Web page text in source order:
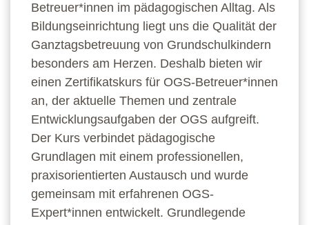
Betreuer*innen im pädagogischen Alltag. Als
Bildungseinrichtung liegt uns die Qualität der
Ganztagsbetreuung von Grundschulkindern
besonders am Herzen. Deshalb bieten wir
einen Zertifikatskurs für OGS-Betreuer*innen
an, der aktuelle Themen und zentrale
Entwicklungsaufgaben der OGS aufgreift.
Der Kurs verbindet pädagogische
Grundlagen mit einem professionellen,
praxisorientierten Austausch und wurde
gemeinsam mit erfahrenen OGS-
Expert*innen entwickelt. Grundlegende